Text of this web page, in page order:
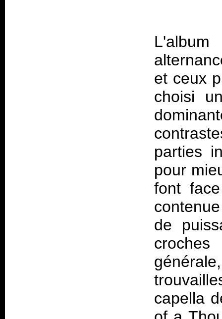
et ceux
choisi
parties
pour
font
de
croches
capella